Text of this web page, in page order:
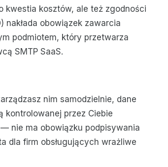
kwestia kosztów, ale też zgodności
nakłada obowiązek zawarcia
podmiotem, który przetwarza
SMTP SaaS.
nim samodzielnie, dane
kontrolowanej przez Ciebie
nie ma obowiązku podpisywania
dla firm obsługujących wrażliwe